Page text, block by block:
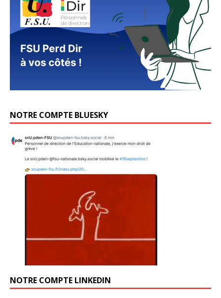
NOTRE COMPTE BLUESKY
NOTRE COMPTE LINKEDIN